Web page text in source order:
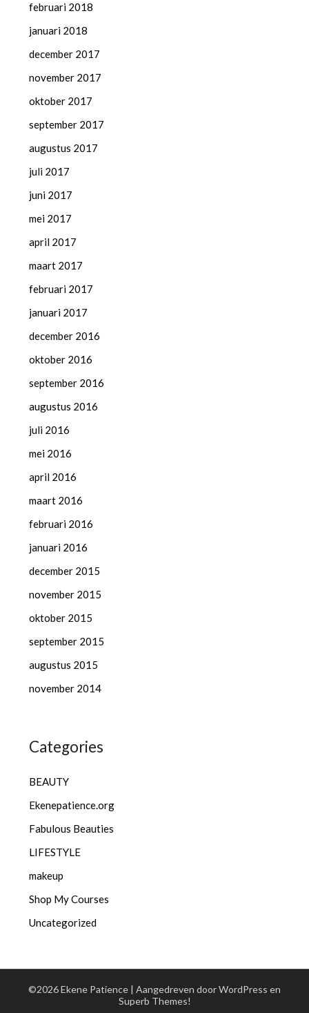
februari 2018
januari 2018
december 2017
november 2017
oktober 2017
september 2017
augustus 2017
juli 2017
juni 2017
mei 2017
april 2017
maart 2017
februari 2017
januari 2017
december 2016
oktober 2016
september 2016
augustus 2016
juli 2016
mei 2016
april 2016
maart 2016
februari 2016
januari 2016
december 2015
november 2015
oktober 2015
september 2015
augustus 2015
november 2014
Categories
BEAUTY
Ekenepatience.org
Fabulous Beauties
LIFESTYLE
makeup
Shop My Courses
Uncategorized
©2026 Ekene Patience | Aangedreven door WordPress en
Superb Themes!